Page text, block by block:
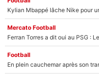
Mercato Football
Football